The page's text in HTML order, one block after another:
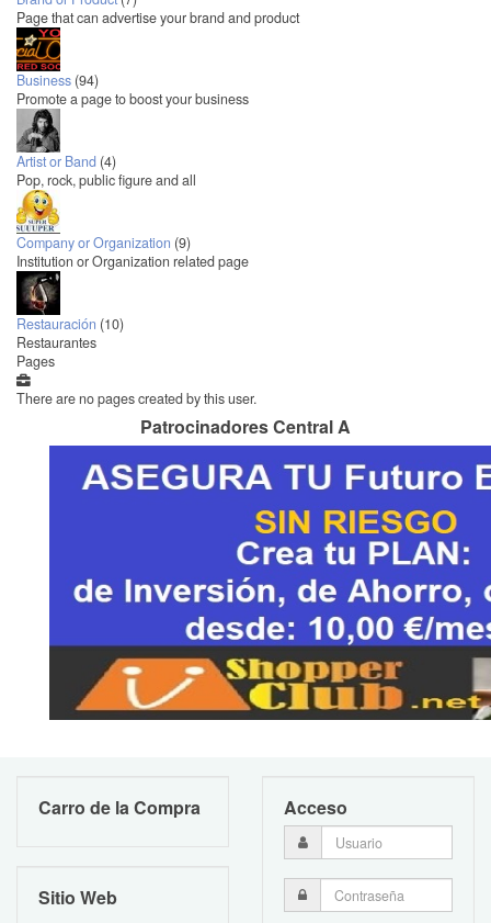
Page that can advertise your brand and product
Business (94)
Promote a page to boost your business
Artist or Band (4)
Pop, rock, public figure and all
Company or Organization (9)
Institution or Organization related page
Restauración (10)
Restaurantes
Pages
There are no pages created by this user.
Patrocinadores Central A
Carro de la Compra
Sitio Web
Acceso